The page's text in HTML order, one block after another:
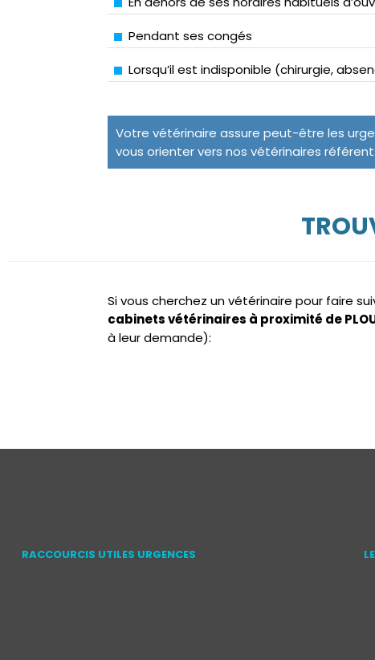
Pendant ses congés
Lorsqu’il est indisponible (chirurgie,
Votre vétérinaire assure peut-être les
vous orienter vers nos vétérinaires
Si vous cherchez un vétérinaire pour faire
cabinets vétérinaires à proximité de
à leur demande):
RACCOURCIS UTILES URGENCES